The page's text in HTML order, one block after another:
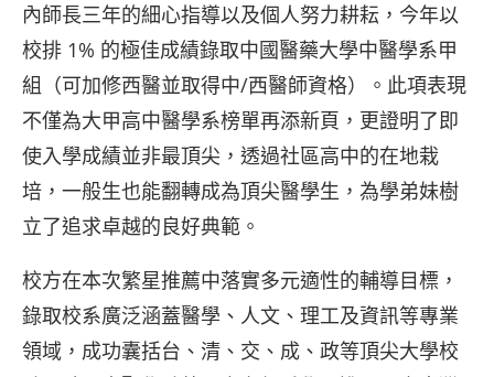
內師長三年的細心指導以及個人努力耕耘，今年以
校排 1% 的極佳成績錄取中國醫藥大學中醫學系甲
組（可加修西醫並取得中/西醫師資格）。此項表現
不僅為大甲高中醫學系榜單再添新頁，更證明了即
使入學成績並非最頂尖，透過社區高中的在地栽
培，一般生也能翻轉成為頂尖醫學生，為學弟妹樹
立了追求卓越的良好典範。
校方在本次繁星推薦中落實多元適性的輔導目標，
錄取校系廣泛涵蓋醫學、人文、理工及資訊等專業
領域，成功囊括台、清、交、成、政等頂尖大學校